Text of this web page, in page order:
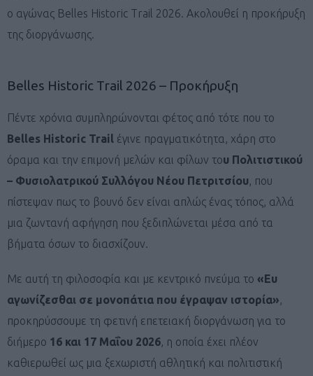
ο αγώνας Belles Historic Trail 2026. Ακολουθεί η προκήρυξη
της διοργάνωσης.
Belles Historic Trail 2026 – Προκήρυξη
Πέντε χρόνια συμπληρώνονται φέτος από τότε που το
Belles Historic Trail έγινε πραγματικότητα, χάρη στο
όραμα και την επιμονή μελών και φίλων του Πολιτιστικού
– Φυσιολατρικού Συλλόγου Νέου Πετριτσίου, που
πίστεψαν πως το βουνό δεν είναι απλώς ένας τόπος, αλλά
μια ζωντανή αφήγηση που ξεδιπλώνεται μέσα από τα
βήματα όσων το διασχίζουν.
Με αυτή τη φιλοσοφία και με κεντρικό πνεύμα το «Ευ
αγωνίζεσθαι σε μονοπάτια που έγραψαν ιστορία»,
προκηρύσσουμε τη φετινή επετειακή διοργάνωση για το
διήμερο 16 και 17 Μαΐου 2026, η οποία έχει πλέον
καθιερωθεί ως μια ξεχωριστή αθλητική και πολιτιστική